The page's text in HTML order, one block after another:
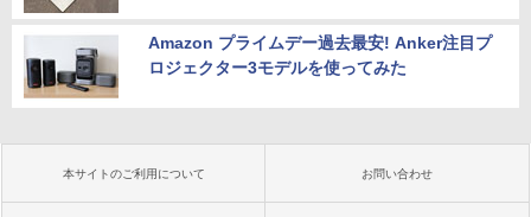
Amazon プライムデー過去最安! Anker注目プ
ロジェクター3モデルを使ってみた
本サイトのご利用について お問い合わせ